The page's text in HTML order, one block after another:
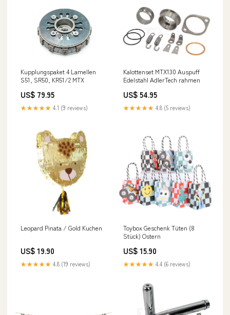
Kupplungspaket 4 Lamellen
S51, SR50, KR51/2 MTX
US$ 79.95
★★★★★ 4.1 (9 reviews)
Kalottenset MTX130 Auspuff
Edelstahl AdlerTech rahmen
US$ 54.95
★★★★★ 4.8 (5 reviews)
Leopard Pinata / Gold Kuchen
US$ 19.90
★★★★★ 4.8 (19 reviews)
Toybox Geschenk Tüten (8
Stück) Ostern
US$ 15.90
★★★★★ 4.4 (6 reviews)